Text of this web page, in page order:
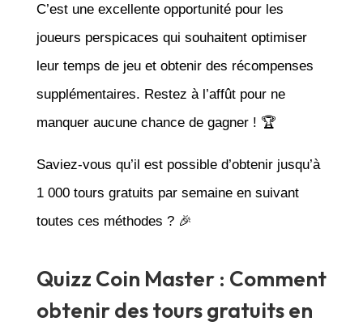
C’est une excellente opportunité pour les
joueurs perspicaces qui souhaitent optimiser
leur temps de jeu et obtenir des récompenses
supplémentaires. Restez à l’affût pour ne
manquer aucune chance de gagner ! 🏆
Saviez-vous qu’il est possible d’obtenir jusqu’à
1 000 tours gratuits par semaine en suivant
toutes ces méthodes ? 🎉
Quizz Coin Master : Comment
obtenir des tours gratuits en